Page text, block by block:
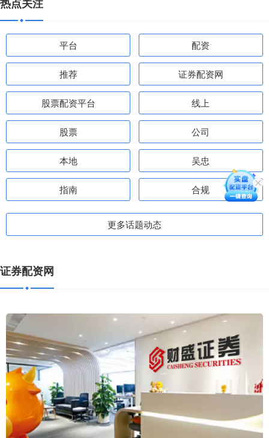
平台 配资
推荐 证券配资网
股票配资平台 线上
股票 公司
本地 吴忠
指南 合规
更多话题动态
证券配资网